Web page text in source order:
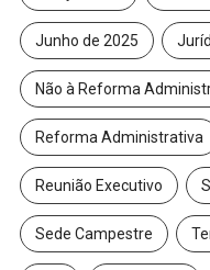
Junho de 2025
Não à Reforma
Reforma Administrativa
Reunião Executivo
Sede Campestre